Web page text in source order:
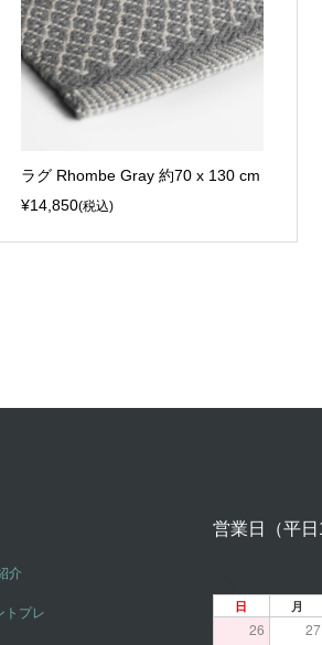
ラグ Rhombe Gray 約70 x 130 cm
¥14,850(税込)
介
トプレ
営業日（平日
日 月
26 27